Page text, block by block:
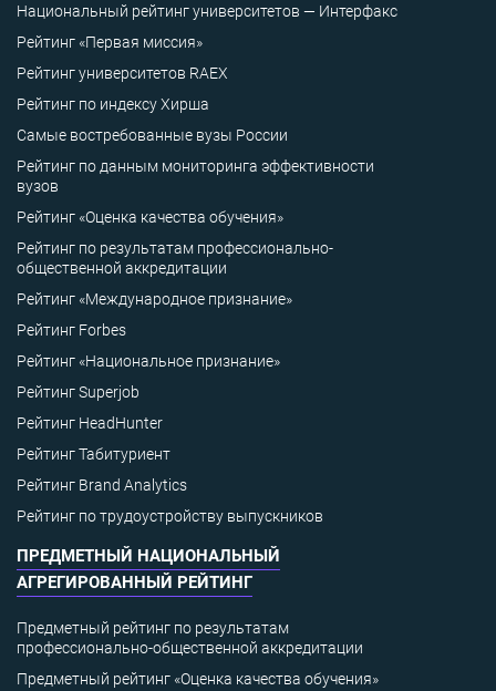
Национальный рейтинг университетов — Интерфакс
Рейтинг «Первая миссия»
Рейтинг университетов RAEX
Рейтинг по индексу Хирша
Самые востребованные вузы России
Рейтинг по данным мониторинга эффективности
вузов
Рейтинг «Оценка качества обучения»
Рейтинг по результатам профессионально-
общественной аккредитации
Рейтинг «Международное признание»
Рейтинг Forbes
Рейтинг «Национальное признание»
Рейтинг Superjob
Рейтинг HeadHunter
Рейтинг Табитуриент
Рейтинг Brand Analytics
Рейтинг по трудоустройству выпускников
ПРЕДМЕТНЫЙ НАЦИОНАЛЬНЫЙ
АГРЕГИРОВАННЫЙ РЕЙТИНГ
Предметный рейтинг по результатам
профессионально-общественной аккредитации
Предметный рейтинг «Оценка качества обучения»